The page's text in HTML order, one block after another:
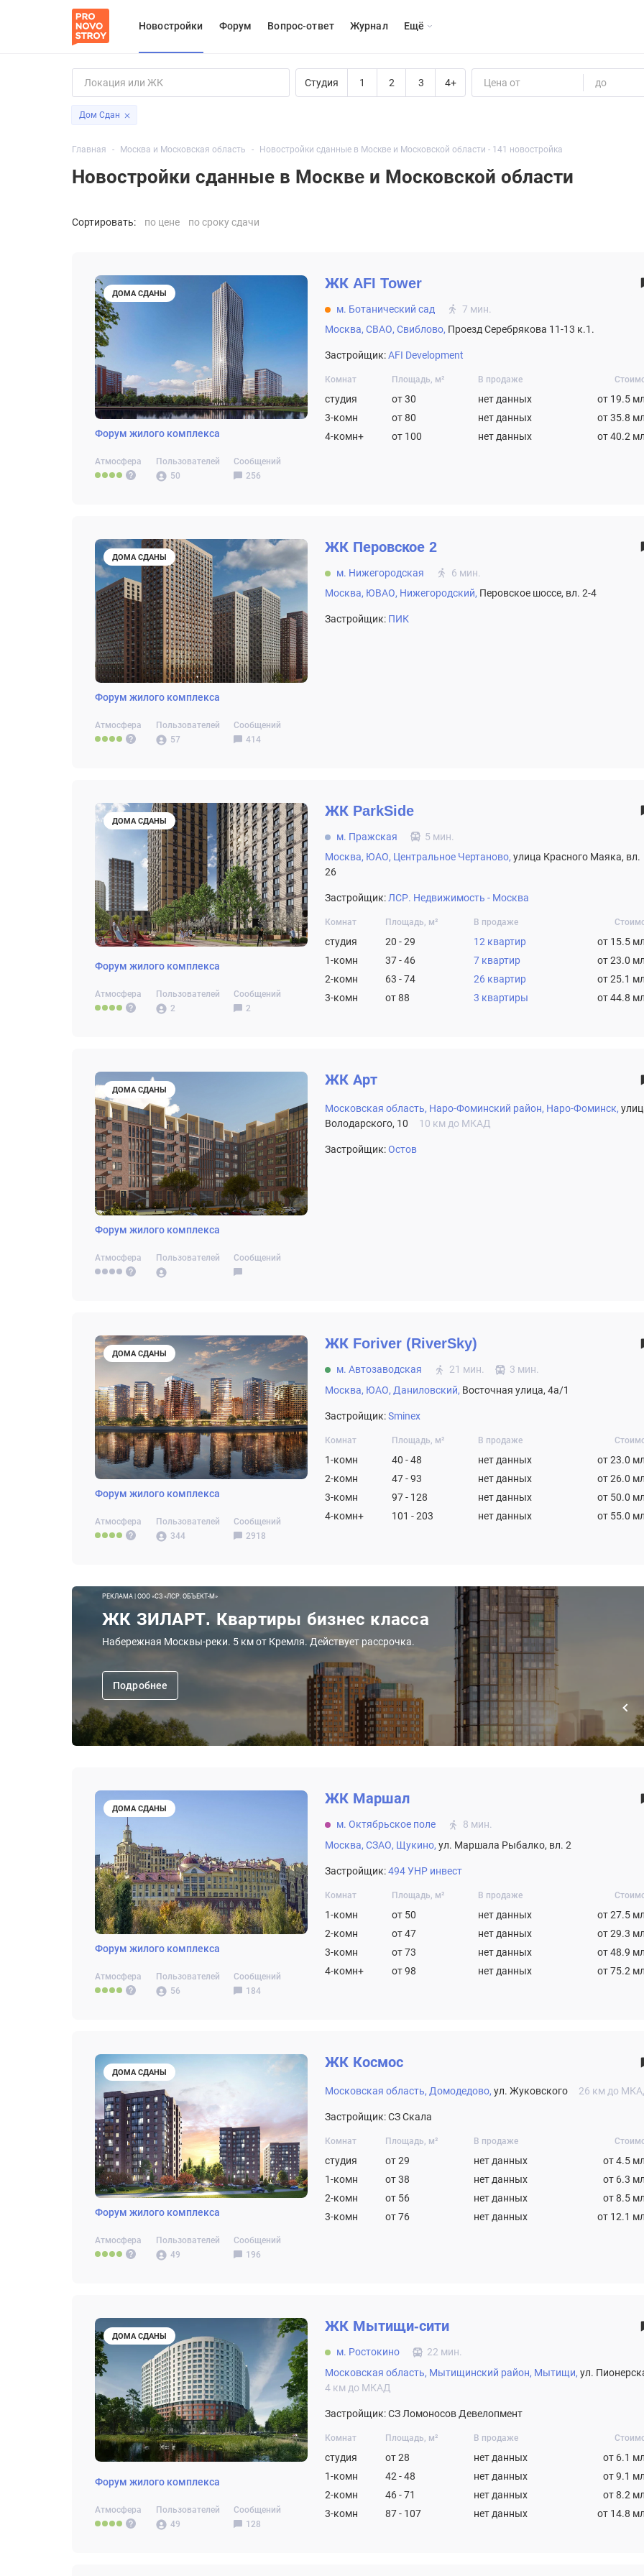
Новостройки Форум Вопрос-ответ Журнал Eщё
Студия 1 2 3 4+ Цена от до
Дом Сдан
Главная Москва и Московская область Новостройки сданные в Москвe и Московской области - 141 новостройка
Новостройки сданные в Москвe и Московской области
Сортировать: по цене по сроку сдачи
ДОМА СДАНЫ
Форум жилого комплекса
Атмосфера
Пользователей
50
Сообщений
256
ЖК AFI Tower
м. Ботанический сад
7 мин.
Москва, СВАО, Свиблово, Проезд Серебрякова 11-13 к.1.
Застройщик:AFI Development
Комнат Площадь, м² В продаже
студия от 30 нет данных
от 19.5
3-комн
от 80 нет данных
от 35.8
4-комн+
от 100 нет данных от 40.2
ДОМА СДАНЫ
Форум жилого комплекса
Атмосфера
Пользователей
57
Сообщений
414
ЖК Перовское 2
м. Нижегородская
6 мин.
Москва, ЮВАО, Нижегородский, Перовское шоссе, вл. 2-4
Застройщик: ПИК
ДОМА СДАНЫ
Форум жилого комплекса
Атмосфера
Пользователей
2
Сообщений
2
ЖК ParkSide
м. Пражская
5 мин.
Москва, ЮАО, Центральное Чертаново, улица Красного Маяка, вл.
26
Застройщик:ЛСР. Недвижимость - Москва
Комнат Площадь, м² В продаже
студия 20 - 29 12 квартир
от 15.5
1-комн
37 - 46 7 квартир
от 23.0
2-комн
63 - 74 26 квартир
от 25.1
3-комн
от 88 3 квартиры от 44.8
ДОМА СДАНЫ
Форум жилого комплекса
Атмосфера Пользователей Сообщений
ЖК Арт
Московская область, Наро-Фоминский район, Наро-Фоминск,
Володарского, 10
10 км до МКАД
Застройщик:Остов
ДОМА СДАНЫ
Форум жилого комплекса
Атмосфера
Пользователей
344
Сообщений
2918
ЖК Foriver (RiverSky)
м. Автозаводская 21 мин.
3 мин.
Москва, ЮАО, Даниловский, Восточная улица, 4а/1
Застройщик:Sminex
Комнат Площадь, м² В продаже
1-комн 40 - 48 нет данных
от 23.0
2-комн
47 - 93 нет данных
от 26.0
3-комн
97 - 128 нет данных
от 50.0
4-комн+
101 - 203 нет данных от 55.0
РЕКЛАМА | ООО «СЗ «ЛСР. ОБЪЕКТ-М»
ЖК ЗИЛАРТ. Квартиры бизнес класса
Набережная Москвы-реки. 5 км от Кремля. Действует рассрочка.
Подробнее
ДОМА СДАНЫ
Форум жилого комплекса
Атмосфера
Пользователей
56
Сообщений
184
ЖК Маршал
м. Октябрьское поле
8 мин.
Москва, СЗАО, Щукино, ул. Маршала Рыбалко, вл. 2
Застройщик:494 УНР инвест
Комнат Площадь, м² В продаже
1-комн от 50 нет данных
от 27.5
2-комн
от 47 нет данных
от 29.3
3-комн
от 73 нет данных
от 48.9
4-комн+
от 98 нет данных от 75.2
ДОМА СДАНЫ
Форум жилого комплекса
Атмосфера
Пользователей
49
Сообщений
196
ЖК Космос
Московская область, Домодедово, ул. Жуковского 26 км до
Застройщик: СЗ Скала
Комнат Площадь, м² В продаже
студия от 29 нет данных
от 4.5
1-комн
от 38 нет данных
от 6.3
2-комн
от 56 нет данных
от 8.5
3-комн
от 76 нет данных от 12.1
ДОМА СДАНЫ
Форум жилого комплекса
Атмосфера
Пользователей
49
Сообщений
128
ЖК Мытищи-сити
м. Ростокино
22 мин.
Московская область, Мытищинский район, Мытищи, ул.
4 км до МКАД
Застройщик: СЗ Ломоносов Девелопмент
Комнат Площадь, м² В продаже
студия от 28 нет данных
от 6.1
1-комн
42 - 48 нет данных
от 9.1
2-комн
46 - 71 нет данных
от 8.2
3-комн
87 - 107 нет данных от 14.8